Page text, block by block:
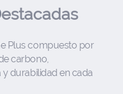
Plus compuesto por
carbono,
y durabilidad en cada